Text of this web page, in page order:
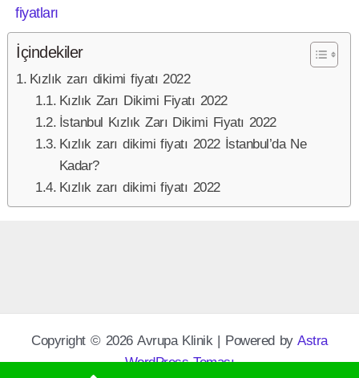
fiyatları
İçindekiler
Kızlık zarı dikimi fiyatı 2022
Kızlık Zarı Dikimi Fiyatı 2022
İstanbul Kızlık Zarı Dikimi Fiyatı 2022
Kızlık zarı dikimi fiyatı 2022 İstanbul’da Ne
Kadar?
Kızlık zarı dikimi fiyatı 2022
Copyright © 2026 Avrupa Klinik | Powered byAstra
WordPress Teması